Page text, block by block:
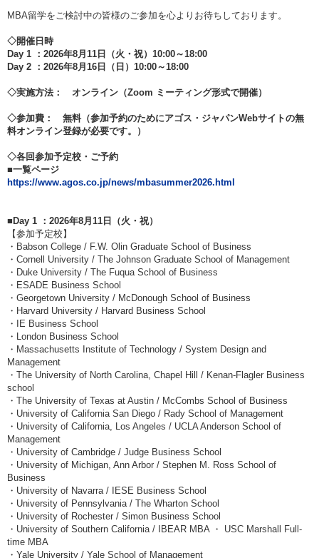
MBA留学をご検討中の皆様のご参加を心よりお待ちしております。
◇開催日時
Day 1 ：2026年8月11日（火・祝）10:00～18:00
Day 2 ：2026年8月16日（日）10:00～18:00
◇実施方法： オンライン（Zoom ミーティング形式で開催）
◇参加費： 無料（参加予約のためにアゴス・ジャパンWebサイトの無
料オンライン登録が必要です。）
◇各回参加予定校・ご予約
■一覧ページ
https://www.agos.co.jp/news/mbasummer2026.html
■Day 1 ：2026年8月11日（火・祝）
【参加予定校】
・Babson College / F.W. Olin Graduate School of Business
・Cornell University / The Johnson Graduate School of Management
・Duke University / The Fuqua School of Business
・ESADE Business School
・Georgetown University / McDonough School of Business
・Harvard University / Harvard Business School
・IE Business School
・London Business School
・Massachusetts Institute of Technology / System Design and
Management
・The University of North Carolina, Chapel Hill / Kenan-Flagler Business
school
・The University of Texas at Austin / McCombs School of Business
・University of California San Diego / Rady School of Management
・University of California, Los Angeles / UCLA Anderson School of
Management
・University of Cambridge / Judge Business School
・University of Michigan, Ann Arbor / Stephen M. Ross School of
Business
・University of Navarra / IESE Business School
・University of Pennsylvania / The Wharton School
・University of Rochester / Simon Business School
・University of Southern California / IBEAR MBA ・ USC Marshall Full-
time MBA
・Yale University / Yale School of Management